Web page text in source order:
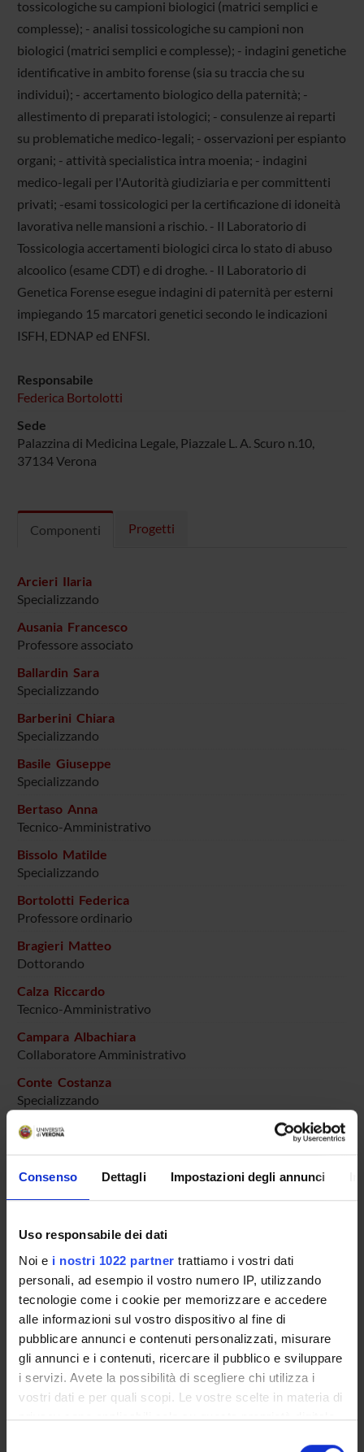
Consenso Dettagli Impostazioni degli annunci
Uso responsabile dei dati
Noi e i nostri 1022 partner trattiamo i vostri dati
personali, ad esempio il vostro numero IP, utilizzando
tecnologie come i cookie per memorizzare e accedere
alle informazioni sul vostro dispositivo al fine di
pubblicare annunci e contenuti personalizzati, misurare
gli annunci e i contenuti, ricercare il pubblico e sviluppare
i servizi. Avete la possibilità di scegliere chi utilizza i
vostri dati e per quali scopi. Le vostre scelte in materia di
privacy sono applicabili solo su questa proprietà digitale
tossicologiche su campioni biologici (matrici semplici e
complesse); - analisi tossicologiche su campioni non
biologici (matrici semplici e complesse); - indagini genetiche
identificative in ambito forense (sia su traccia che su
individui); - accertamento biologico della paternità; -
allestimento di preparati istologici; - consulenze ai reparti
su problematiche medico-legali; - osservazioni per espianto
organi; - attività specialistica intra moenia; - indagini
medico-legali per l'Autorità giudiziaria e per committenti
privati; -esami tossicologici per la certificazione di idoneità
lavorativa nelle mansioni a rischio. - Il Laboratorio di
Tossicologia accertamenti biologici circa lo stato di abuso
alcoolico (esame CDT) e di droghe. - Il Laboratorio di
Genetica Forense esegue indagini di paternità per esterni
impiegando 15 marcatori genetici secondo le indicazioni
ISFH, EDNAP ed ENFSI.
Responsabile
Federica Bortolotti
Sede
Palazzina di Medicina Legale, Piazzale L. A. Scuro n.10,
37134 Verona
Componenti Progetti
Arcieri Ilaria
Specializzando
Ausania Francesco
Professore associato
Ballardin Sara
Specializzando
Barberini Chiara
Specializzando
Basile Giuseppe
Specializzando
Bertaso Anna
Tecnico-Amministrativo
Bissolo Matilde
Specializzando
Bortolotti Federica
Professore ordinario
Bragieri Matteo
Dottorando
Calza Riccardo
Tecnico-Amministrativo
Campara Albachiara
Collaboratore Amministrativo
Conte Costanza
Specializzando
Del Balzo Giovanna
De Leo Domenico
Specializzando
Feruglio-Miclavez Giulia
Specializzando
Gambale Elvira Francesca
Specializzando
Garavello Marianna
Specializzando
Gerard Riccardo
Specializzando